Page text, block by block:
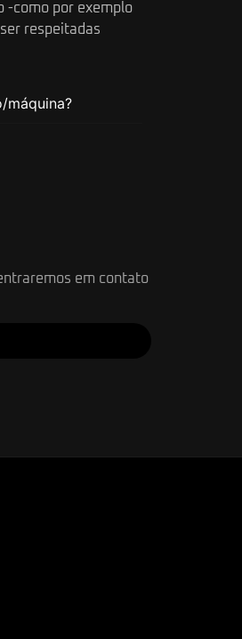
-como por exemplo
respeitadas
máquina?
em contato